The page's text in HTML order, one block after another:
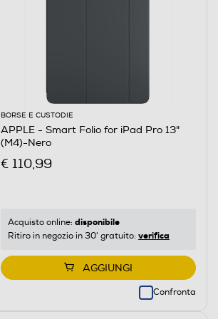
BORSE E CUSTODIE
APPLE - Smart Folio for iPad Pro 13"
(M4)-Nero
€ 110,99
Acquisto online: disponibile
Ritiro in negozio in 30' gratuito: verifica
AGGIUNGI
Confronta